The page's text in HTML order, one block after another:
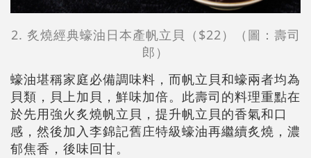
2. 炙燒經典蠔油日本產帆立貝（$22）（圖：壽司
郎）
蠔油堪稱家庭必備調味料，而帆立貝和蠔兩者均為
貝類，貝上加貝，鮮味加倍。此壽司的料理重點在
於先用強火炙燒帆立貝，提升帆立貝的香氣和口
感，然後加入李錦記舊庄特級蠔油再繼續炙燒，濃
郁焦香，後味回甘。